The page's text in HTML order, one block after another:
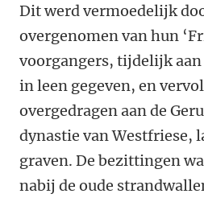
Dit werd vermoedelijk
overgenomen van hun
voorgangers, tijdelijk
in leen gegeven, en
overgedragen aan de
dynastie van Westfriese,
graven. De bezittingen
nabij de oude